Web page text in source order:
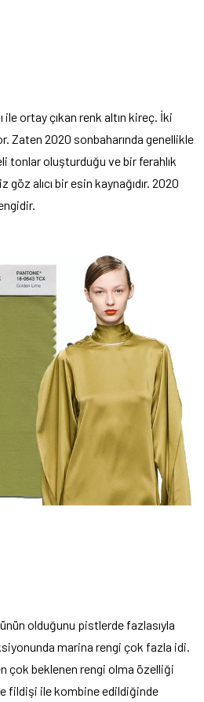
ile ortay çıkan renk altın kireç. İki
Zaten 2020 sonbaharında genellikle
tonlar oluşturduğu ve bir ferahlık
alıcı bir esin kaynağıdır. 2020
olduğunu pistlerde fazlasıyla
marina rengi çok fazla idi.
çok beklenen rengi olma özelliği
fildişi ile kombine edildiğinde